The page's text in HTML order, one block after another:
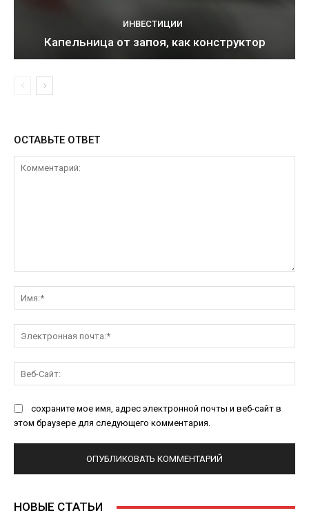
ИНВЕСТИЦИИ
Капельница от запоя, как конструктор
ОСТАВЬТЕ ОТВЕТ
сохраните мое имя, адрес электронной почты и веб-сайт в
этом браузере для следующего комментария.
НОВЫЕ СТАТЬИ